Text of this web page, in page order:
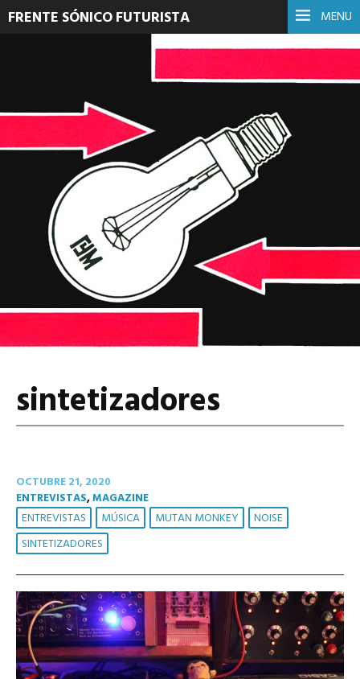
MENU
FRENTE SÓNICO FUTURISTA
sintetizadores
OCTUBRE 21, 2020
ENTREVISTAS,MAGAZINE
ENTREVISTAS MÚSICA MUTAN MONKEY
NOISE
SINTETIZADORES